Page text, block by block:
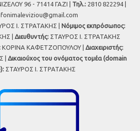
96 - 71414 ΓΑΖΙ | Τηλ.: 2810 822294 |
fonimaleviziou@gmail.com
Ι. ΣΤΡΑΤΑΚΗΣ | Νόμιμος εκπρόσωπος:
| Διευθυντής:ΣΤΑΥΡΟΣ Ι. ΣΤΡΑΤΑΚΗΣ
ΚΟΡΙΝΑ ΚΑΦΕΤΖΟΠΟΥΛΟΥ | Διαχειριστής:
| Δικαιούχος του ονόματος τομέα (domain
ΣΤΑΥΡΟΣ Ι. ΣΤΡΑΤΑΚΗΣ